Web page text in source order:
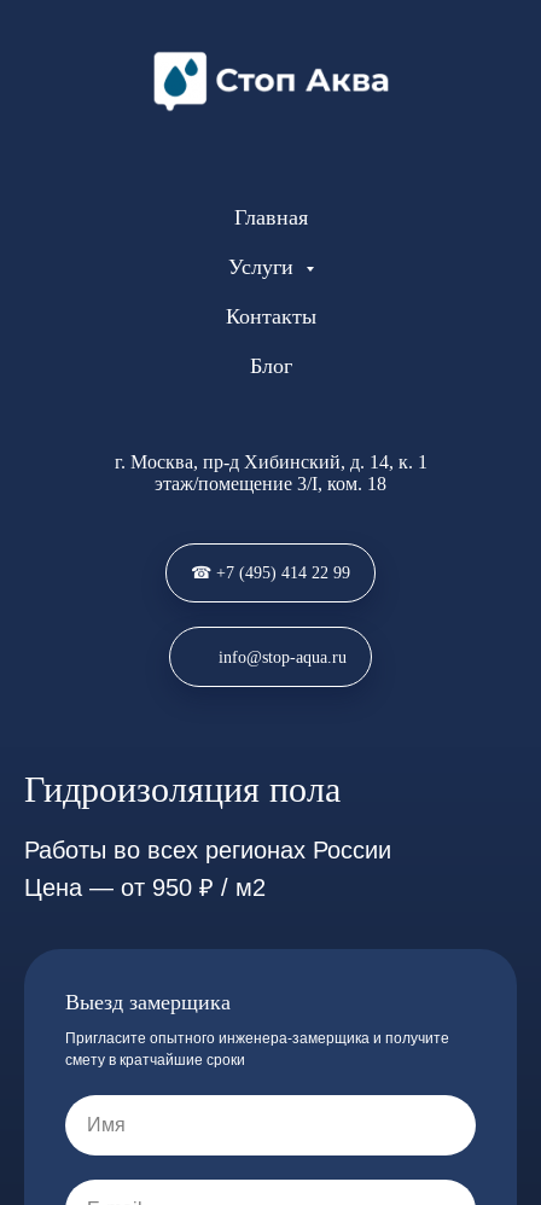
Главная
Услуги
Контакты
Блог
г. Москва, пр-д Хибинский, д. 14, к. 1
этаж/помещение 3/I, ком. 18
☎ +7 (495) 414 22 99
info@stop-aqua.ru
Гидроизоляция пола
Работы во всех регионах России
Цена — от 950 ₽ / м2
Выезд замерщика
Пригласите опытного инженера-замерщика и получите
смету в кратчайшие сроки